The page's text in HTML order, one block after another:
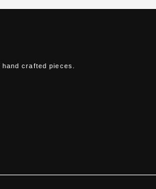
crafted pieces.